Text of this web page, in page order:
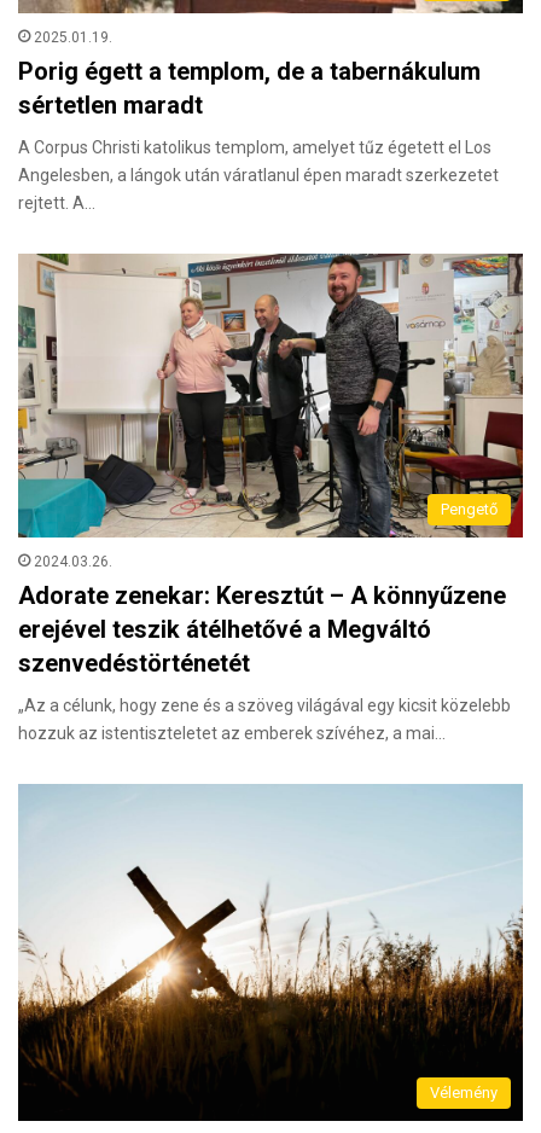
2025.01.19.
Porig égett a templom, de a tabernákulum
sértetlen maradt
A Corpus Christi katolikus templom, amelyet tűz égetett el Los
Angelesben, a lángok után váratlanul épen maradt szerkezetet
rejtett. A…
Pengető
2024.03.26.
Adorate zenekar: Keresztút – A könnyűzene
erejével teszik átélhetővé a Megváltó
szenvedéstörténetét
„Az a célunk, hogy zene és a szöveg világával egy kicsit közelebb
hozzuk az istentiszteletet az emberek szívéhez, a mai…
Vélemény